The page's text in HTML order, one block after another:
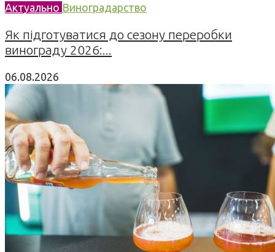
Актуально Виноградарство
Як підготуватися до сезону переробки
винограду 2026:...
06.08.2026